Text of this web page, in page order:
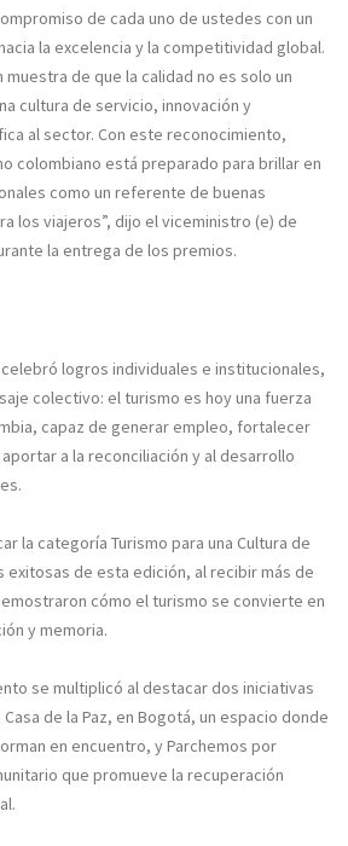
de cada uno de ustedes con un
la excelencia y la competitividad global.
de que la calidad no es solo un
cultura de servicio, innovación y
al sector. Con este reconocimiento,
colombiano está preparado para brillar en
como un referente de buenas
los viajeros”, dijo el viceministro (e) de
la entrega de los premios.
logros individuales e institucionales,
colectivo: el turismo es hoy una fuerza
capaz de generar empleo, fortalecer
a la reconciliación y al desarrollo
la categoría Turismo para una Cultura de
exitosas de esta edición, al recibir más de
cómo el turismo se convierte en
y memoria.
se multiplicó al destacar dos iniciativas
Casa de la Paz, en Bogotá, un espacio donde
en encuentro, y Parchemos por
que promueve la recuperación